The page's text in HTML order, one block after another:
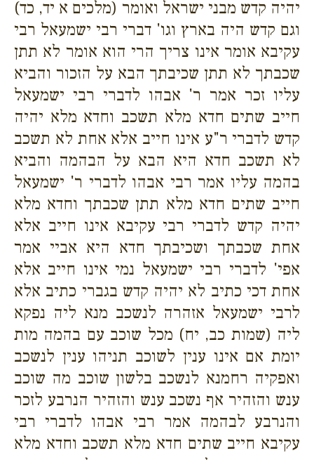
יהיה קדש מבני ישראל ואומר (מלכים א יד, כד)
וגם קדש היה בארץ וגו' דברי רבי ישמעאל רבי
עקיבא אומר אינו צריך הרי הוא אומר לא תתן
שכבתך לא תתן שכיבתך הבא על הזכור והביא
עליו זכר אמר ר' אבהו לדברי רבי ישמעאל
חייב שתים חדא מלא תשכב וחדא מלא יהיה
קדש לדברי ר"ע אינו חייב אלא אחת לא תשכב
לא תשכב חדא היא הבא על הבהמה והביא
בהמה עליו אמר רבי אבהו לדברי ר' ישמעאל
חייב שתים חדא מלא תתן שכבתך וחדא מלא
יהיה קדש לדברי רבי עקיבא אינו חייב אלא
אחת שכבתך ושכיבתך חדא היא אביי אמר
אפי' לדברי רבי ישמעאל נמי אינו חייב אלא
אחת דכי כתיב לא יהיה קדש בגברי כתיב אלא
לרבי ישמעאל אזהרה לנשכב מנא ליה נפקא
ליה (שמות כב, יח) מכל שוכב עם בהמה מות
יומת אם אינו ענין לשוכב תניהו ענין לנשכב
ואפקיה רחמנא לנשכב בלשון שוכב מה שוכב
ענש והזהיר אף נשכב ענש והזהיר הנרבע לזכר
והנרבע לבהמה אמר רבי אבהו לדברי רבי
עקיבא חייב שתים חדא מלא תשכב וחדא מלא